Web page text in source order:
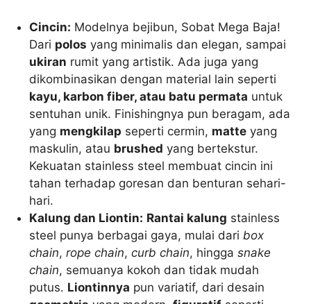
Cincin: Modelnya bejibun, Sobat Mega Baja!
Dari polos yang minimalis dan elegan, sampai
ukiran rumit yang artistik. Ada juga yang
dikombinasikan dengan material lain seperti
kayu, karbon fiber, atau batu permata untuk
sentuhan unik. Finishingnya pun beragam, ada
yang mengkilap seperti cermin, matte yang
maskulin, atau brushed yang bertekstur.
Kekuatan stainless steel membuat cincin ini
tahan terhadap goresan dan benturan sehari-
hari.
Kalung dan Liontin: Rantai kalung stainless
steel punya berbagai gaya, mulai daribox
chain,rope chain,curb chain, hinggasnake
chain, semuanya kokoh dan tidak mudah
putus. Liontinnya pun variatif, dari desain